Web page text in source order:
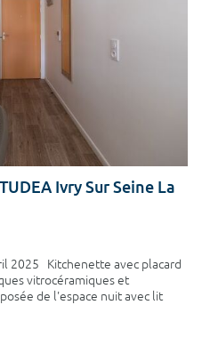
Ivry Sur Seine La
2025 Kitchenette avec placard
vitrocéramiques et
de l'espace nuit avec lit